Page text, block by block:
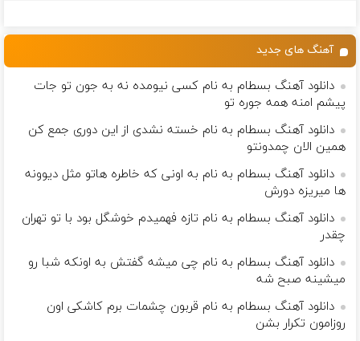
تخفیفآهنگ های جدید
دانلود آهنگ بسطام به نام کسی نیومده نه به جون تو جات
پیشم امنه همه جوره تو
دانلود آهنگ بسطام به نام خسته نشدی از این دوری جمع کن
همین الان چمدونتو
دانلود آهنگ بسطام به نام به اونی که خاطره هاتو مثل دیوونه
ها میریزه دورش
دانلود آهنگ بسطام به نام تازه فهمیدم خوشگل بود با تو تهران
چقدر
دانلود آهنگ بسطام به نام چی میشه گفتش به اونکه شبا رو
میشینه صبح شه
دانلود آهنگ بسطام به نام قربون چشمات برم کاشکی اون
روزامون تکرار بشن